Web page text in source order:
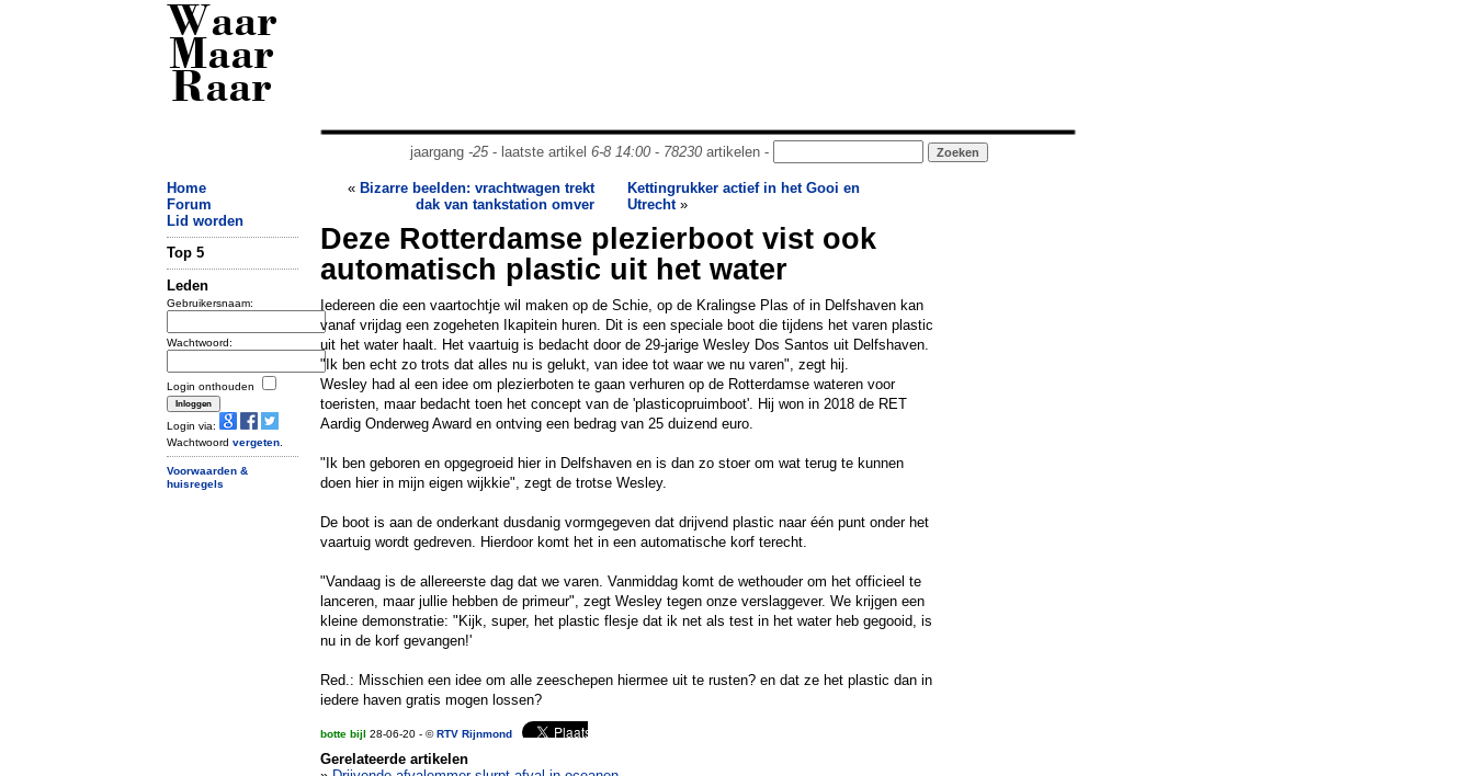
Waar
Maar
Raar
jaargang -25- laatste artikel 6-8 14:00- 78230artikelen -
Home
Forum
Lid worden
Top 5
Leden
Gebruikersnaam:
Wachtwoord:
Login onthouden
Login via:
Wachtwoord vergeten
Voorwaarden &
huisregels
« Bizarre beelden: vrachtwagen trekt
dak van tankstation omver
Kettingrukker actief in het Gooi en
Utrecht»
Deze Rotterdamse plezierboot vist ook
automatisch plastic uit het water
Iedereen die een vaartochtje wil maken op de Schie, op de Kralingse Plas of in Delfshaven kan
vanaf vrijdag een zogeheten Ikapitein huren. Dit is een speciale boot die tijdens het varen plastic
uit het water haalt. Het vaartuig is bedacht door de 29-jarige Wesley Dos Santos uit Delfshaven.
"Ik ben echt zo trots dat alles nu is gelukt, van idee tot waar we nu varen", zegt hij.
Wesley had al een idee om plezierboten te gaan verhuren op de Rotterdamse wateren voor
toeristen, maar bedacht toen het concept van de 'plasticopruimboot'. Hij won in 2018 de RET
Aardig Onderweg Award en ontving een bedrag van 25 duizend euro.
"Ik ben geboren en opgegroeid hier in Delfshaven en is dan zo stoer om wat terug te kunnen
doen hier in mijn eigen wijkkie", zegt de trotse Wesley.
De boot is aan de onderkant dusdanig vormgegeven dat drijvend plastic naar één punt onder het
vaartuig wordt gedreven. Hierdoor komt het in een automatische korf terecht.
"Vandaag is de allereerste dag dat we varen. Vanmiddag komt de wethouder om het officieel te
lanceren, maar jullie hebben de primeur", zegt Wesley tegen onze verslaggever. We krijgen een
kleine demonstratie: "Kijk, super, het plastic flesje dat ik net als test in het water heb gegooid, is
nu in de korf gevangen!'
Red.: Misschien een idee om alle zeeschepen hiermee uit te rusten? en dat ze het plastic dan in
iedere haven gratis mogen lossen?
botte bijl 28-06-20 - ©RTV Rijnmond
Gerelateerde artikelen